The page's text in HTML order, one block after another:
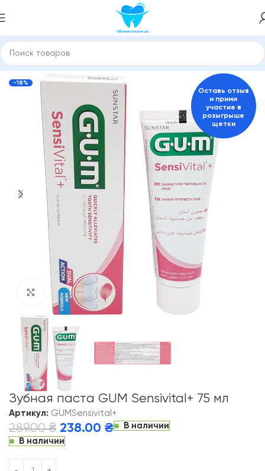
Зубные пасты и средства для гигиены полости рта GUM
-18%
Click to enlarge
Оставь отзыв
и прими
участие в
розыгрыше
щетки
Зубная паста GUM Sensivital+ 75 мл
Артикул: GUMSensivital+
289.00₴ 238.00 ₴
В наличии
В наличии
Alternative: